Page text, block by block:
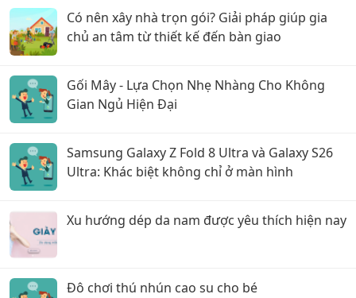
Có nên xây nhà trọn gói? Giải pháp giúp gia
chủ an tâm từ thiết kế đến bàn giao
Gối Mây - Lựa Chọn Nhẹ Nhàng Cho Không
Gian Ngủ Hiện Đại
Samsung Galaxy Z Fold 8 Ultra và Galaxy S26
Ultra: Khác biệt không chỉ ở màn hình
Xu hướng dép da nam được yêu thích hiện nay
Đô chơi thú nhún cao su cho bé